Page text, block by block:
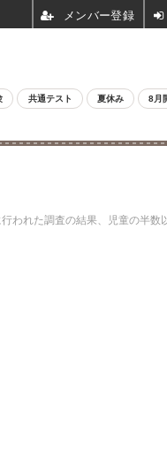
共通テスト 夏休み 8月
れた調査の結果、児童の半数